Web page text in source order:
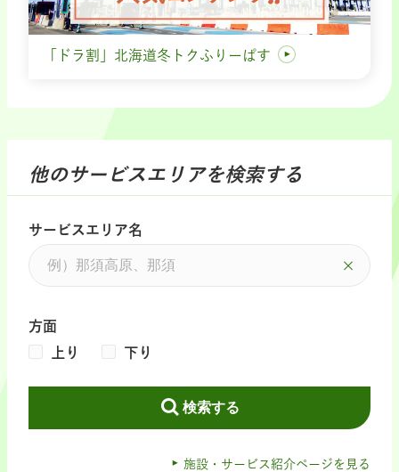
「ドラ割」北海道冬トクふりーぱす
他のサービスエリアを検索する
サービスエリア名
方面
上り
下り
検索する
施設・サービス紹介ページを見る